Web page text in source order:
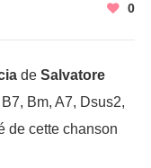
0
de Salvatore
Bm, A7, Dsus2,
de cette chanson